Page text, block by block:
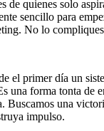
de quienes solo
sencillo para
No lo
el primer día un
una forma tonta de
Buscamos una
impulso.